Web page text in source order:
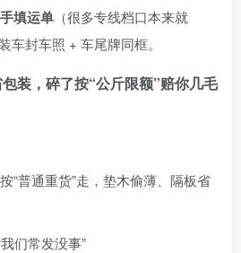
手填运单 （很多专线档口本来就
车封车照 + 车尾牌同框。
装，碎了按“公斤限额”赔你几毛
“普通重货”走，垫木偷薄、隔板省
们常发没事”